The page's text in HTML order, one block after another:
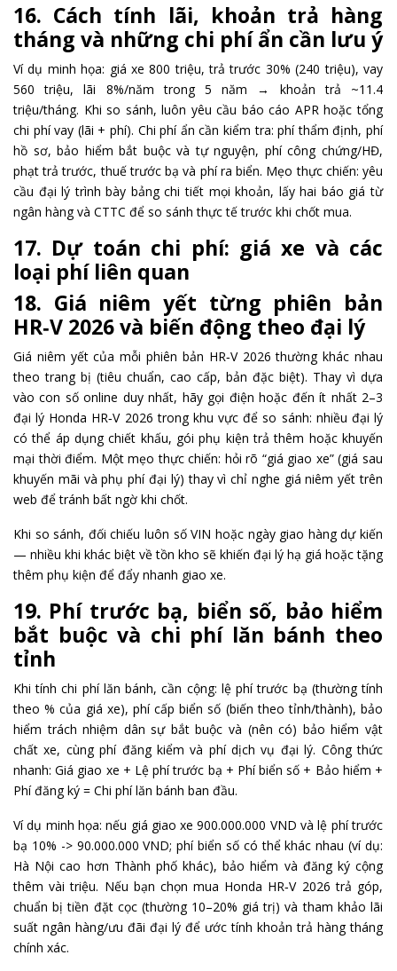
16. Cách tính lãi, khoản trả hàng
tháng và những chi phí ẩn cần lưu ý
Ví dụ minh họa: giá xe 800 triệu, trả trước 30% (240 triệu), vay
560 triệu, lãi 8%/năm trong 5 năm → khoản trả ~11.4
triệu/tháng. Khi so sánh, luôn yêu cầu báo cáo APR hoặc tổng
chi phí vay (lãi + phí). Chi phí ẩn cần kiểm tra: phí thẩm định, phí
hồ sơ, bảo hiểm bắt buộc và tự nguyện, phí công chứng/HĐ,
phạt trả trước, thuế trước bạ và phí ra biển. Mẹo thực chiến: yêu
cầu đại lý trình bày bảng chi tiết mọi khoản, lấy hai báo giá từ
ngân hàng và CTTC để so sánh thực tế trước khi chốt mua.
17. Dự toán chi phí: giá xe và các
loại phí liên quan
18. Giá niêm yết từng phiên bản
HR‑V 2026 và biến động theo đại lý
Giá niêm yết của mỗi phiên bản HR‑V 2026 thường khác nhau
theo trang bị (tiêu chuẩn, cao cấp, bản đặc biệt). Thay vì dựa
vào con số online duy nhất, hãy gọi điện hoặc đến ít nhất 2–3
đại lý Honda HR‑V 2026 trong khu vực để so sánh: nhiều đại lý
có thể áp dụng chiết khấu, gói phụ kiện trả thêm hoặc khuyến
mại thời điểm. Một mẹo thực chiến: hỏi rõ “giá giao xe” (giá sau
khuyến mãi và phụ phí đại lý) thay vì chỉ nghe giá niêm yết trên
web để tránh bất ngờ khi chốt.
Khi so sánh, đối chiếu luôn số VIN hoặc ngày giao hàng dự kiến
— nhiều khi khác biệt về tồn kho sẽ khiến đại lý hạ giá hoặc tặng
thêm phụ kiện để đẩy nhanh giao xe.
19. Phí trước bạ, biển số, bảo hiểm
bắt buộc và chi phí lăn bánh theo
tỉnh
Khi tính chi phí lăn bánh, cần cộng: lệ phí trước bạ (thường tính
theo % của giá xe), phí cấp biển số (biến theo tỉnh/thành), bảo
hiểm trách nhiệm dân sự bắt buộc và (nên có) bảo hiểm vật
chất xe, cùng phí đăng kiểm và phí dịch vụ đại lý. Công thức
nhanh: Giá giao xe + Lệ phí trước bạ + Phí biển số + Bảo hiểm +
Phí đăng ký = Chi phí lăn bánh ban đầu.
Ví dụ minh họa: nếu giá giao xe 900.000.000 VND và lệ phí trước
bạ 10% -> 90.000.000 VND; phí biển số có thể khác nhau (ví dụ:
Hà Nội cao hơn Thành phố khác), bảo hiểm và đăng ký cộng
thêm vài triệu. Nếu bạn chọn mua Honda HR‑V 2026 trả góp,
chuẩn bị tiền đặt cọc (thường 10–20% giá trị) và tham khảo lãi
suất ngân hàng/ưu đãi đại lý để ước tính khoản trả hàng tháng
chính xác.